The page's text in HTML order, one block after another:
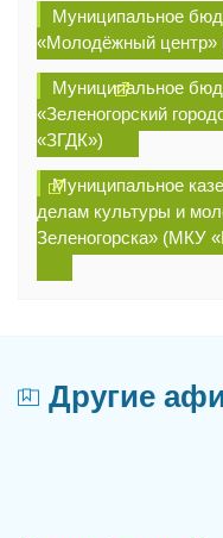
Муниципальное
«Молодёжный
Муниципальное
«Зеленогорский
«ЗГДК»)
Муниципальное
делам культуры и
Зеленогорска» (МКУ
Другие